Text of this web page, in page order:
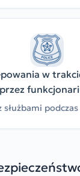
w
służbami